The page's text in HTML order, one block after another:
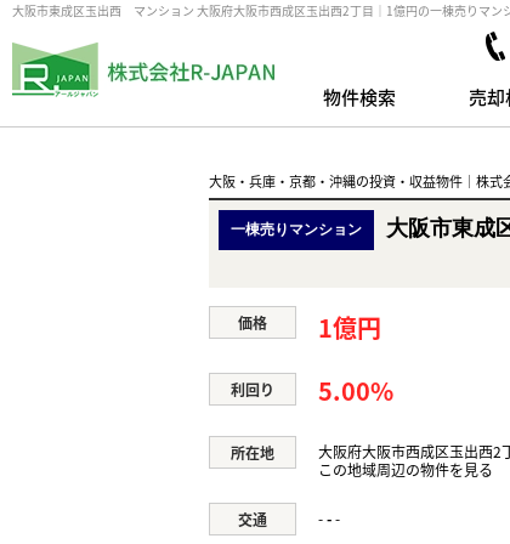
大阪市東成区玉出西 マンション 大阪府大阪市西成区玉出西2丁目｜1億円の一棟売りマン
物件検索 売
大阪・兵庫・京都・沖縄の投資・収益物件｜株式
一棟売りマンション 大阪市東成
価格 1億円
利回り 5.00%
所在地
大阪府大阪市西成区玉出西2
この地域周辺の物件を見る
交通 ---